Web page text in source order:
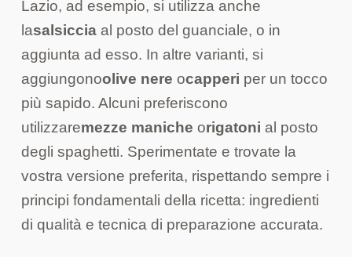
Lazio, ad esempio, si utilizza anche
lasalsiccia al posto del guanciale, o in
aggiunta ad esso. In altre varianti, si
aggiungonoolive nere ocapperi per un tocco
più sapido. Alcuni preferiscono
utilizzaremezze maniche origatoni al posto
degli spaghetti. Sperimentate e trovate la
vostra versione preferita, rispettando sempre i
principi fondamentali della ricetta: ingredienti
di qualità e tecnica di preparazione accurata.